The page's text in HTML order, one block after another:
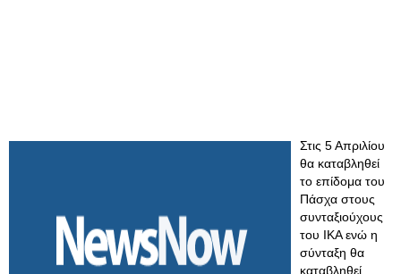
Στις 5 Απριλίου
θα καταβληθεί
το επίδομα του
Πάσχα στους
συνταξιούχους
του ΙΚΑ ενώ η
σύνταξη θα
καταβληθεί